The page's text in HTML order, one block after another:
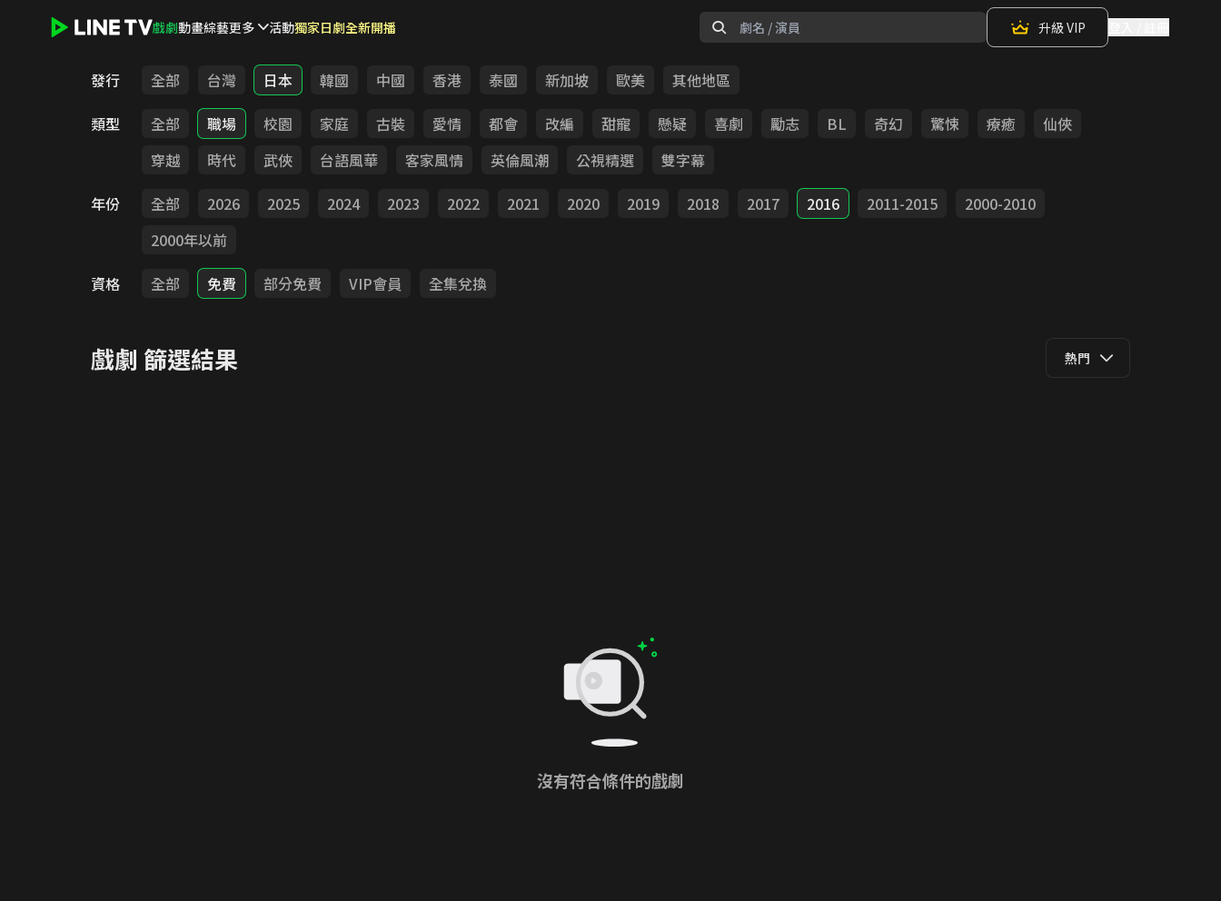
戲劇動畫綜藝更多 活動獨家日劇全新開播 升級 VIP
發行 全部 台灣 日本 韓國 中國 香港 泰國 新加坡 歐美
其他地區
類型
全部 職場 校園 家庭 古裝 愛情 都會 改編 甜寵 懸疑 喜劇 勵志 BL 奇幻 驚悚 療癒
仙俠
穿越
時代 武俠 台語風華 客家風情 英倫風潮 公視精選
雙字幕
年份
全部 2026 2025 2024 2023 2022 2021 2020 2019 2018 2017 2016 2011-2015
2000-2010
2000年以前
資格
全部 免費 部分免費 VIP會員 全集兌換
戲劇 篩選結果 熱門
沒有符合條件的戲劇